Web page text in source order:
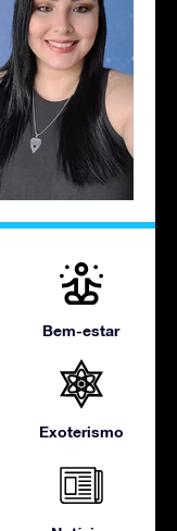
Bem-estar
Exoterismo